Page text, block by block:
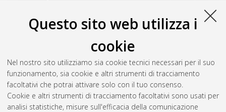
Questo sito web utilizza i
cookie
Nel nostro sito utilizziamo sia cookie tecnici necessari per il suo
funzionamento, sia cookie e altri strumenti di tracciamento
facoltativi che potrai attivare solo con il tuo consenso.
Cookie e altri strumenti di tracciamento facoltativi sono usati per
analisi statistiche, misure sull'efficacia della comunicazione
Ogni altro diritto sul materiale è riservato
Download (6MB)|Contatta l'autore
Abstract
Altri metadati
Gestione del documento: